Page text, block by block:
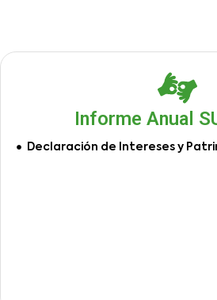
Informe Anual
Declaración de Intereses y